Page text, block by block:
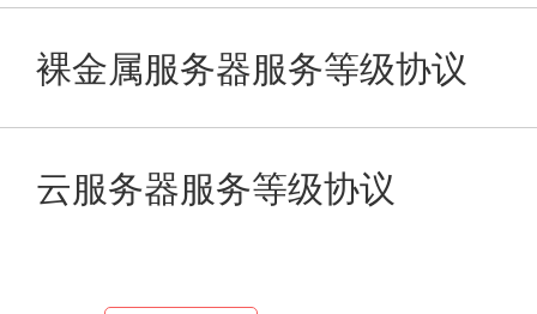
裸金属服务器服务等级协议
云服务器服务等级协议